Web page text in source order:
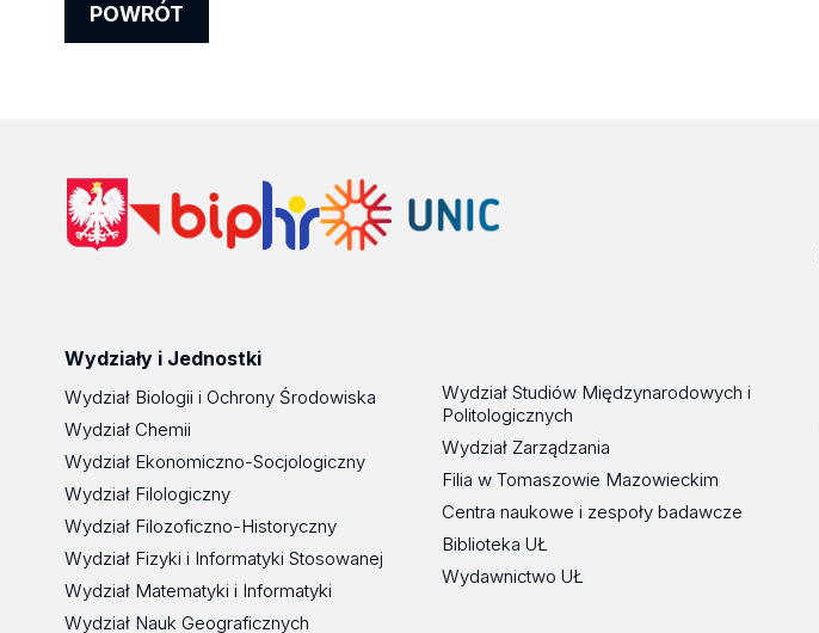
POWRÓT
Wydziały i Jednostki
Wydział Biologii i Ochrony Środowiska
Wydział Chemii
Wydział Ekonomiczno-Socjologiczny
Wydział Filologiczny
Wydział Filozoficzno-Historyczny
Wydział Fizyki i Informatyki Stosowanej
Wydział Matematyki i Informatyki
Wydział Nauk Geograficznych
Wydział Studiów Międzynarodowych i
Politologicznych
Wydział Zarządzania
Filia w Tomaszowie Mazowieckim
Centra naukowe i zespoły badawcze
Biblioteka UŁ
Wydawnictwo UŁ